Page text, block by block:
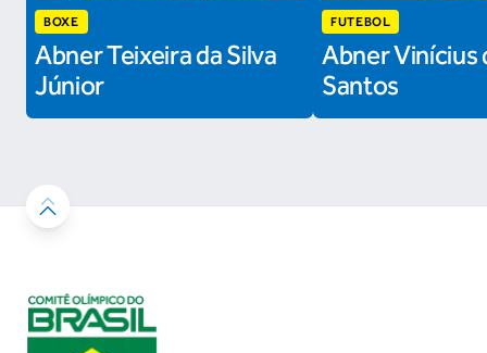
BOXE
Abner Teixeira da Silva
Júnior
FUTEBOL
Abner Vinícius
Santos